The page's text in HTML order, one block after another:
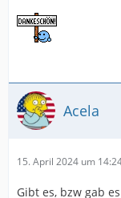
Acela
15. April 2024 um
Gibt es, bzw gab